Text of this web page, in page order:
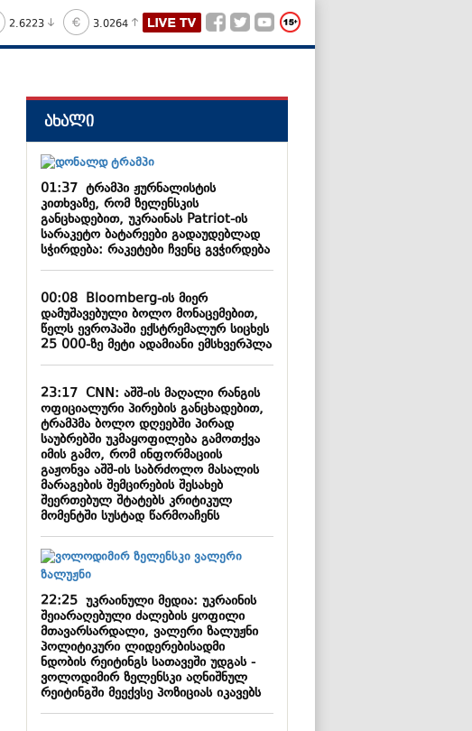
2.6223 3.0264
ახალი
01:37ტრამპი ჟურნალისტის
კითხვაზე, რომ ზელენსკის
განცხადებით, უკრაინას Patriot-ის
სარაკეტო ბატარეები გადაუდებლად
სჭირდება: რაკეტები ჩვენც გვჭირდება
00:08Bloomberg-ის მიერ
დამუშავებული ბოლო მონაცემებით,
წელს ევროპაში ექსტრემალურ სიცხეს
25 000-ზე მეტი ადამიანი ემსხვერპლა
23:17CNN: აშშ-ის მაღალი რანგის
ოფიციალური პირების განცხადებით,
ტრამპმა ბოლო დღეებში პირად
საუბრებში უკმაყოფილება გამოთქვა
იმის გამო, რომ ინფორმაციის
გაჟონვა აშშ-ის საბრძოლო მასალის
მარაგების შემცირების შესახებ
შეერთებულ შტატებს კრიტიკულ
მომენტში სუსტად წარმოაჩენს
22:25უკრაინული მედია: უკრაინის
შეიარაღებული ძალების ყოფილი
მთავარსარდალი, ვალერი ზალუჟნი
პოლიტიკური ლიდერებისადმი
ნდობის რეიტინგს სათავეში უდგას -
ვოლოდიმირ ზელენსკი აღნიშნულ
რეიტინგში მეექვსე პოზიციას იკავებს